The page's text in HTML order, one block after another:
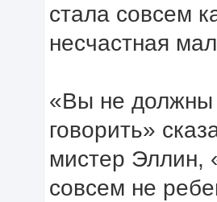
стала совсем
несчастная
«Вы не должны
говорить»
мистер Эллин,
совсем не